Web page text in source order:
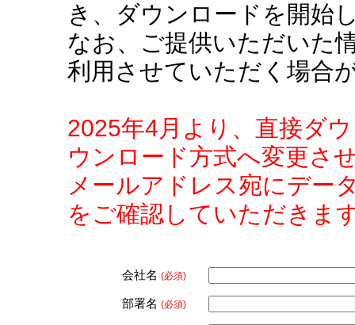
き、ダウンロードを開始
なお、ご提供いただいた
利用させていただく場合
2025年4月より、直接ダ
ウンロード方式へ変更さ
メールアドレス宛にデー
をご確認していただきま
会社名 (必須)
部署名 (必須)